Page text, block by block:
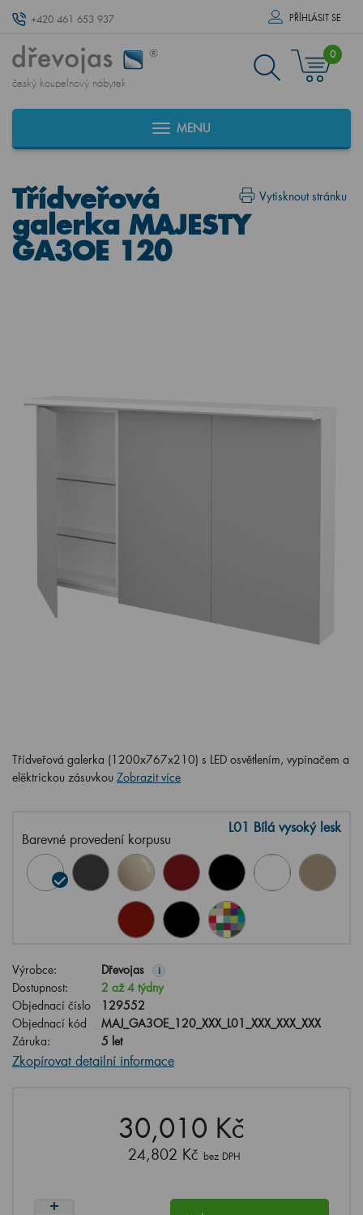
+420 461 653 937 PŘÍHLÁSIT SE
český koupelnový nábytek
0
MENU
Vytisknout stránku
Třídveřová
galerka MAJESTY
GA3OE 120
Třídveřová galerka (1200x767x210) s LED osvětlením, vypínačem a
elëktrickou zásuvkou Zobrazit více
Barevné provedení korpusu
L01 Bílá vysoký lesk
Výrobce: Dřevojas i
Dostupnost:
2 až 4 týdny
Objednací číslo
129552
Objednací kód
MAJ_GA3OE_120_XXX_L01_XXX_XXX_XXX
Záruka:
5 let
Zkopírovat detailní informace
30,010 Kč
24,802 Kč bez DPH